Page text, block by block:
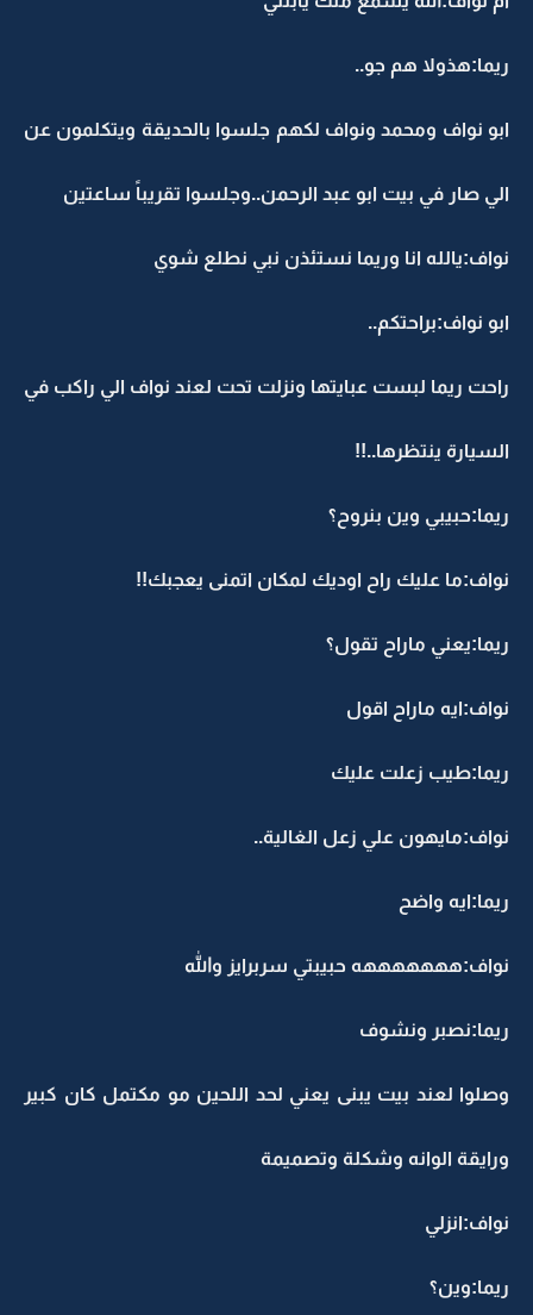
ريما:هذولا هم جو..
ابو نواف ومحمد ونواف لكهم جلسوا بالحديقة ويتكلمون عن
الي صار في بيت ابو عبد الرحمن..وجلسوا تقريباً ساعتين
نواف:يالله انا وريما نستئذن نبي نطلع شوي
ابو نواف:براحتكم..
راحت ريما لبست عبايتها ونزلت تحت لعند نواف الي راكب في
السيارة ينتظرها..!!
ريما:حبيبي وين بنروح؟
نواف:ما عليك راح اوديك لمكان اتمنى يعجبك!!
ريما:يعني ماراح تقول؟
نواف:ايه ماراح اقول
ريما:طيب زعلت عليك
نواف:مايهون علي زعل الغالية..
ريما:ايه واضح
نواف:هههههههه حبيبتي سربرايز والله
ريما:نصبر ونشوف
وصلوا لعند بيت يبنى يعني لحد اللحين مو مكتمل كان كبير
ورايقة الوانه وشكلة وتصميمة
نواف:انزلي
ريما:وين؟